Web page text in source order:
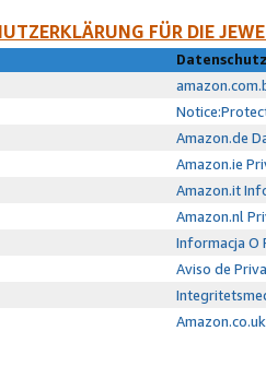
FÜR DIE
Amazon.de
Amazon.ie
Amazon.it
Amazon.nl
Informacja O
Aviso de